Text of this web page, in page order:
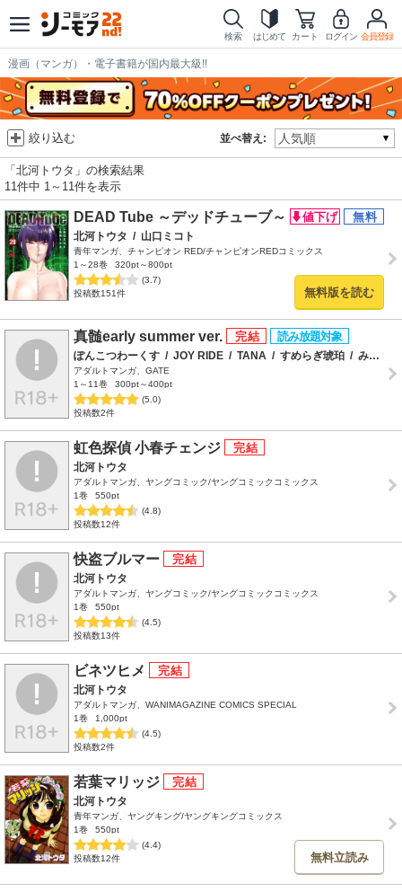
検索 はじめて カート ログイン 会員登録
漫画（マンガ）・電子書籍が国内最大級!!
並べ替え:
絞り込む
「北河トウタ」の検索結果
11件中 1～11件を表示
DEAD Tube ～デッドチューブ～
北河トウタ / 山口ミコト
青年マンガ、チャンピオン RED/チャンピオンREDコミックス
1～28巻
320pt～800pt
(3.7)
投稿数151件
無料版を読む
真髄early summer ver.
ぽんこつわーくす / JOY RIDE / TANA / すめらぎ琥珀 / みたくるみ
アダルトマンガ、GATE
1～11巻
300pt～400pt
(5.0)
投稿数2件
虹色探偵 小春チェンジ
北河トウタ
アダルトマンガ、ヤングコミック/ヤングコミックコミックス
1巻
550pt
(4.8)
投稿数12件
快盗ブルマー
北河トウタ
アダルトマンガ、ヤングコミック/ヤングコミックコミックス
1巻
550pt
(4.5)
投稿数13件
ビネツヒメ
北河トウタ
アダルトマンガ、WANIMAGAZINE COMICS SPECIAL
1巻
1,000pt
(4.5)
投稿数2件
若葉マリッジ
北河トウタ
青年マンガ、ヤングキング/ヤングキングコミックス
1巻
550pt
(4.4)
投稿数12件
無料立読み